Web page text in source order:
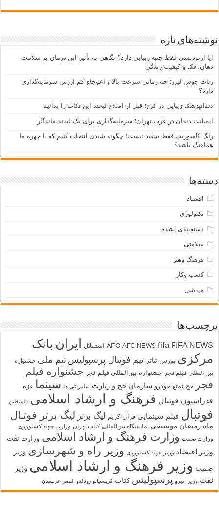
نوشته‌های تازه
آیا ارتودنسی فقط جنبه زیبایی دارد؟ نگاهی به تأثیر این درمان بر سلامت
دهان، فک و کیفیت زندگی
ربات جوش لیزر؛ چه زمانی سرعت بالا و اعوجاج کم ارزش سرمایه‌گذاری
دارد؟
دندانپزشک زیبایی در کرج؛ قبل از اصلاح لبخند این نکات را بدانید
ایمپلنت دندان در غرب تهران؛ سرمایه‌گذاری برای یک لبخند ماندگار
رنگ کامپوزیت فقط سفید نیست؛ چگونه شیدی انتخاب کنیم که با چهره ما
هماهنگ باشد؟
دسته‌ها
اقتصاد
تکنولوژی
دسته‌بندی نشده
سلامتی
فرهنگ وهنر
کسب وکار
ورزشی
برچسب‌ها
AFC AFC NEWS fifa FIFA NEWS استقلال ایران بانک
مرکزی بورس تئاتر تیم فوتبال پرسپولیس تیم ملی جشنواره
بین المللی فیلم فجر جشنواره بین‌المللی فیلم فجر جشنواره فیلم
فجر
حج تمتع خودرو سازمان حج و زیارت سلبریتی ها سینما غزه
فدراسیون فوتبال فرهنگ و ارشاد اسلامی فلسطین
فوتبال فیلم سینمایی قرآن کریم لیگ برتر لیگ برتر فوتبال
ماه رمضان موسیقی نمایشگاه بین‌المللی کتاب تهران وزارت جهاد کشاورزی
وزارت صمت وزارت فرهنگ و ارشاد اسلامی وزارت نفت
وزیر اقتصاد وزیر جهاد کشاورزی وزیر راه و شهرسازی وزیر
صمت وزیر فرهنگ و ارشاد اسلامی وزیر
نفت وزیر نیرو پرسپولیس کتاب کریستیانو رونالدو النصر عربستان